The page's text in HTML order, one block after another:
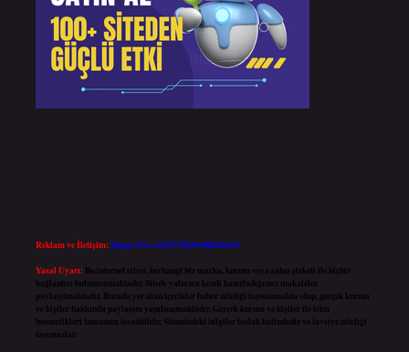
Reklam ve İletişim:Skype: live:.cid.575569c608265c69
Yasal Uyarı: Bu internet sitesi, herhangi bir marka, kurum veya şahıs şirketi ile hiçbir
bağlantısı bulunmamaktadır. Sitede yalnızca kendi hazırladığımız makaleler
paylaşılmaktadır. Burada yer alan içerikler haber niteliği taşımamakta olup, gerçek kurum
ve kişiler hakkında paylaşım yapılmamaktadır. Gerçek kurum ve kişiler ile isim
benzerlikleri tamamen tesadüfidir. Sitemizdeki bilgiler taslak halindedir ve tavsiye niteliği
taşımazlar.